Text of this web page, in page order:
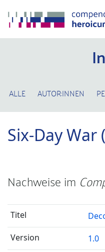
ALLE AUTOR:INNEN
Six-Day War
Nachweise im
1.0